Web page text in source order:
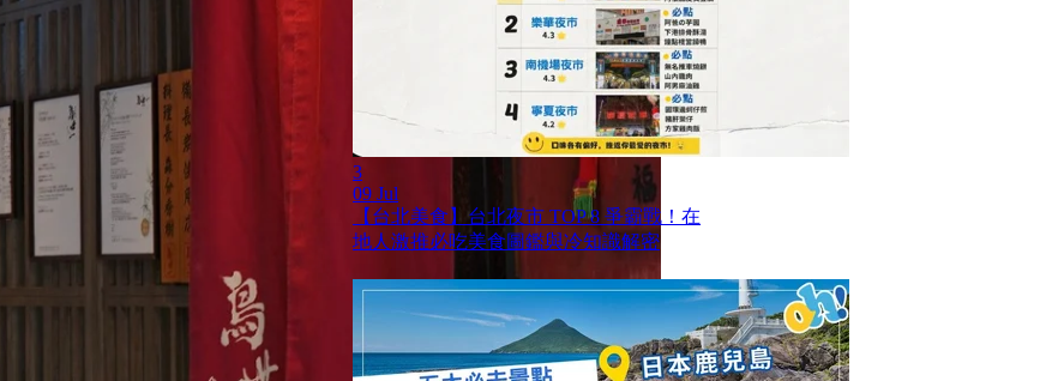
3
09 Jul
【台北美食】台北夜市 TOP 8 爭霸戰！在
地人激推必吃美食圖鑑與冷知識解密